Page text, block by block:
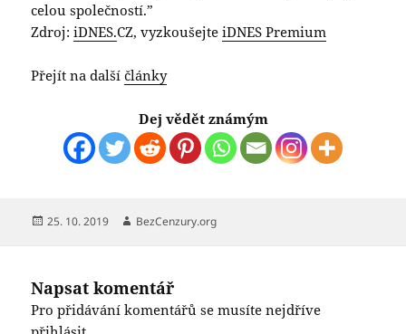
celou společností.”
Zdroj:iDNES.CZ, vyzkoušejteiDNES Premium
Přejít na dalšíčlánky
Dej vědět známým
Publikováno:
25. 10. 2019 Autor:
BezCenzury.org
Napsat komentář
Pro přidávání komentářů se musíte nejdříve